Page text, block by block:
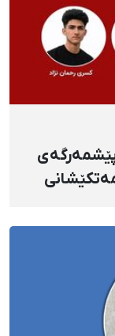
/ هەرێمی کوردستان؛ ٩ پێشمەرگەی
دا